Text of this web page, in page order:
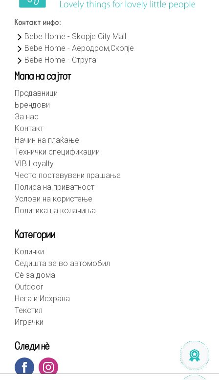
Контакт инфо:
Bebe Home - Skopje City Mall
Bebe Home - Аеродром,Скопје
Bebe Home - Струга
Мапа на сајтот
Продавници
Брендови
За нас
Контакт
Начин на плаќање
Технички спецификации
VIB Loyalty
Често поставувани прашања
Полиса на приватност
Услови на користење
Политика на колачиња
Категории
Колички
Седишта за во автомобил
Сè за дома
Outdoor
Нега и Исхрана
Текстил
Играчки
Следи нè